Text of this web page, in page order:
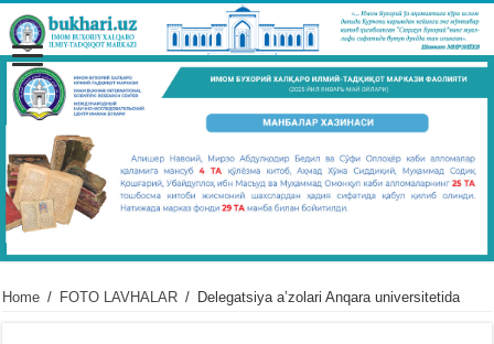
Home / FOTO LAVHALAR / Delegatsiya aʼzolari Anqara universitetida